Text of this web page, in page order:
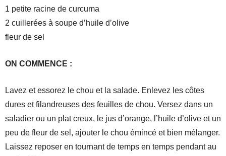
1 petite racine de curcuma
2 cuillerées à soupe d’huile d’olive
fleur de sel
ON COMMENCE :
Lavez et essorez le chou et la salade. Enlevez les côtes
dures et filandreuses des feuilles de chou. Versez dans un
saladier ou un plat creux, le jus d’orange, l’huile d’olive et un
peu de fleur de sel, ajouter le chou émincé et bien mélanger.
Laissez reposer en tournant de temps en temps pendant au